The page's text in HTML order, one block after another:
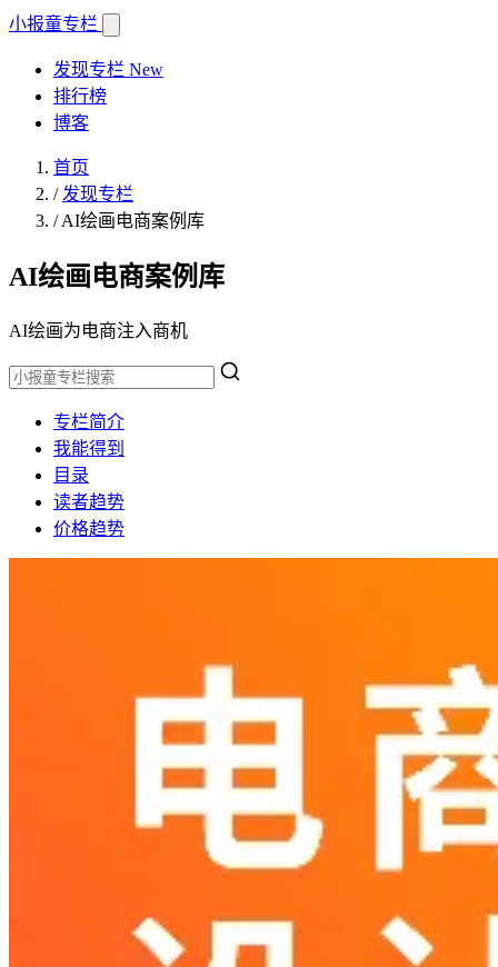
小报童专栏
发现专栏 New
排行榜
博客
首页
/ 发现专栏
/AI绘画电商案例库
AI绘画电商案例库
AI绘画为电商注入商机
专栏简介
我能得到
目录
读者趋势
价格趋势